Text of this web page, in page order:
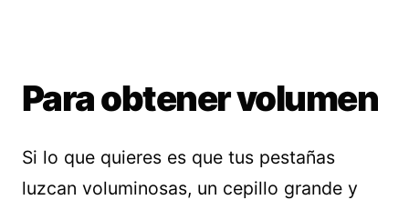
Para obtener volumen
Si lo que quieres es que tus pestañas
luzcan voluminosas, un cepillo grande y